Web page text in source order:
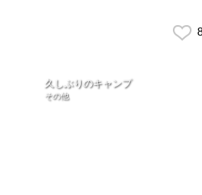
久しぶりのキャンプ
その他